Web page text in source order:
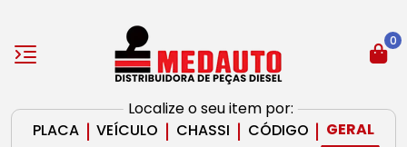
Localize o seu item por:
PLACA | VEÍCULO | CHASSI | CÓDIGO | GERAL
0